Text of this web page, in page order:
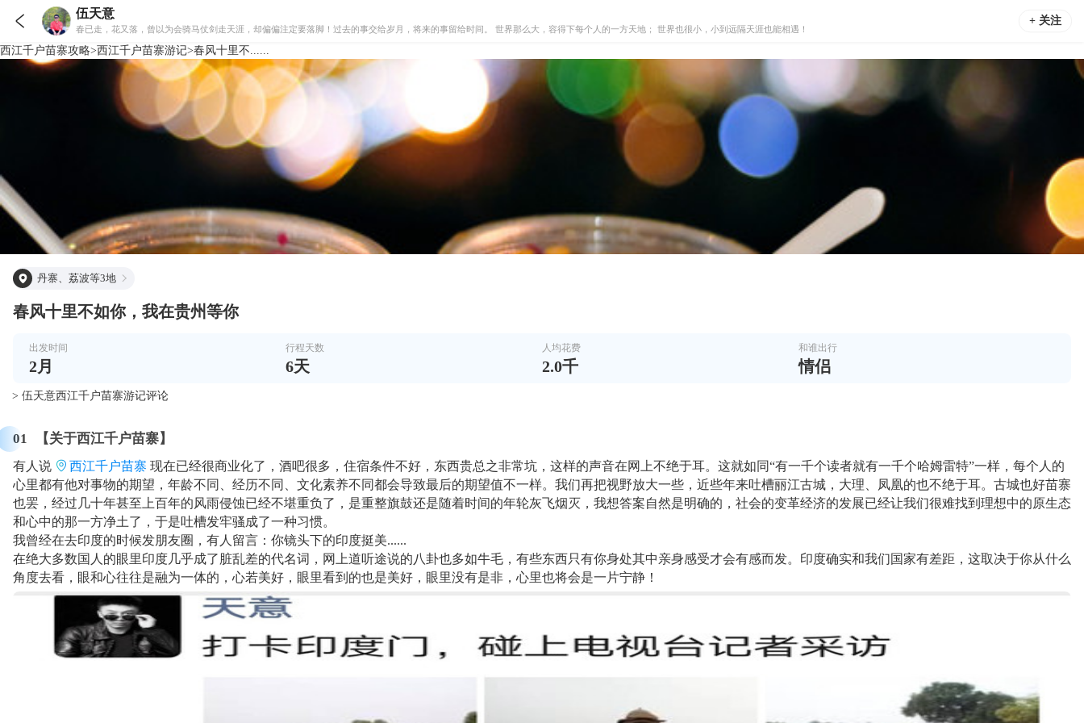
 伍天意
春已走，花又落，曾以为会骑马仗剑走天涯，却偏偏注定要落脚！过去的事交给岁月，将来的事留给时间。 世界那么大，容得下每个人的一方天地； 世界也很小，小到远隔天涯也能相遇！
+ 关注
西江千户苗寨攻略>西江千户苗寨游记>春风十里不......
丹寨、荔波等3地
春风十里不如你，我在贵州等你
出发时间
2月
行程天数
6天
人均花费
2.0千
和谁出行
情侣
> 伍天意西江千户苗寨游记评论
01 【关于西江千户苗寨】
有人说 西江千户苗寨 现在已经很商业化了，酒吧很多，住宿条件不好，东西贵总之非常坑，这样的声音在网上不绝于耳。这就如同“有一千个读者就有一千个哈姆雷特”一样，每个人的
心里都有他对事物的期望，年龄不同、经历不同、文化素养不同都会导致最后的期望值不一样。我们再把视野放大一些，近些年来吐槽丽江古城，大理、凤凰的也不绝于耳。古城也好苗寨
也罢，经过几十年甚至上百年的风雨侵蚀已经不堪重负了，是重整旗鼓还是随着时间的年轮灰飞烟灭，我想答案自然是明确的，社会的变革经济的发展已经让我们很难找到理想中的原生态
和心中的那一方净土了，于是吐槽发牢骚成了一种习惯。
我曾经在去印度的时候发朋友圈，有人留言：你镜头下的印度挺美......
在绝大多数国人的眼里印度几乎成了脏乱差的代名词，网上道听途说的八卦也多如牛毛，有些东西只有你身处其中亲身感受才会有感而发。印度确实和我们国家有差距，这取决于你从什么
角度去看，眼和心往往是融为一体的，心若美好，眼里看到的也是美好，眼里没有是非，心里也将会是一片宁静！